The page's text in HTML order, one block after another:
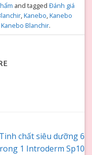
and taggedĐánh giá
,Kanebo,Kanebo
Blanchir.
Tinh chất siêu dưỡng 6
1 Introderm Sp10